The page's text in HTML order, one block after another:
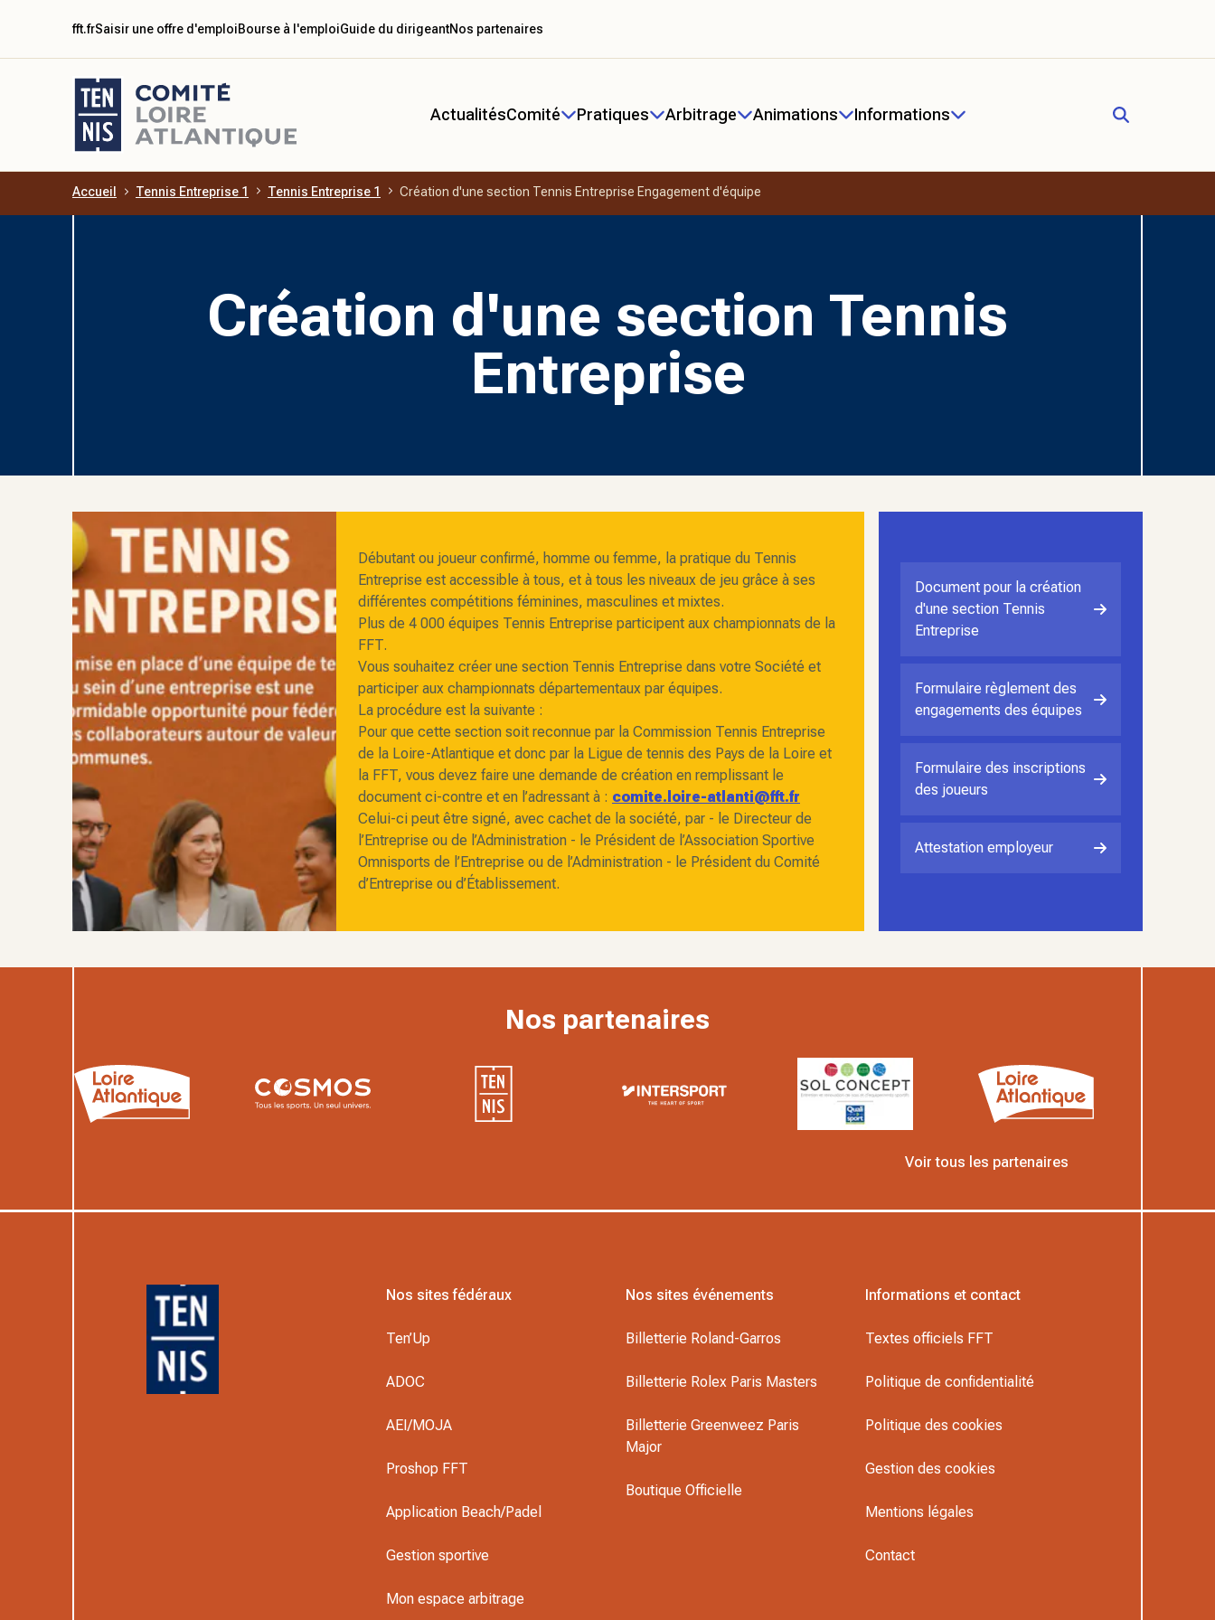
Aller au contenu principal
ActualitésComité Pratiques Arbitrage Animations Informations
fft.frSaisir une offre d'emploiBourse à l'emploiGuide du dirigeantNos partenaires
Accueil Tennis Entreprise 1 Tennis Entreprise 1 Création d'une section Tennis Entreprise Engagement d'équipe
Création d'une section Tennis
Entreprise
Débutant ou joueur confirmé, homme ou femme, la pratique du Tennis
Entreprise est accessible à tous, et à tous les niveaux de jeu grâce à ses
différentes compétitions féminines, masculines et mixtes.
Plus de 4 000 équipes Tennis Entreprise participent aux championnats de la
FFT.
Vous souhaitez créer une section Tennis Entreprise dans votre Société et
participer aux championnats départementaux par équipes.
La procédure est la suivante :
Pour que cette section soit reconnue par la Commission Tennis Entreprise
de la Loire-Atlantique et donc par la Ligue de tennis des Pays de la Loire et
la FFT, vous devez faire une demande de création en remplissant le
document ci-contre et en l’adressant à : comite.loire-atlanti@fft.fr
Celui-ci peut être signé, avec cachet de la société, par - le Directeur de
l’Entreprise ou de l’Administration - le Président de l’Association Sportive
Omnisports de l’Entreprise ou de l’Administration - le Président du Comité
d’Entreprise ou d’Établissement.
Document pour la création
d'une section Tennis
Entreprise
Formulaire règlement des
engagements des équipes
Formulaire des inscriptions
des joueurs
Attestation employeur
Nos partenaires
Voir tous les partenaires
Nos sites fédéraux
Ten’Up
ADOC
AEI/MOJA
Proshop FFT
Application Beach/Padel
Gestion sportive
Mon espace arbitrage
Nos sites événements
Billetterie Roland-Garros
Billetterie Rolex Paris Masters
Billetterie Greenweez Paris
Major
Boutique Officielle
Informations et contact
Textes officiels FFT
Politique de confidentialité
Politique des cookies
Gestion des cookies
Mentions légales
Contact